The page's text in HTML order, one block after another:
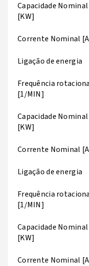
Capacidade Nominal
[KW]
Corrente Nominal
Ligação de energia
Frequência
[1/MIN]
Capacidade Nominal
[KW]
Corrente Nominal
Ligação de energia
Frequência
[1/MIN]
Capacidade Nominal
[KW]
Corrente Nominal